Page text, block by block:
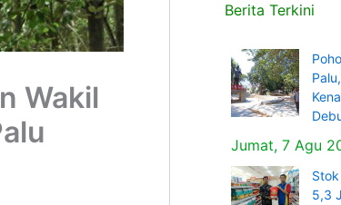
Wakil
Berita Terkini
Jumat, 7 Agu
5,3